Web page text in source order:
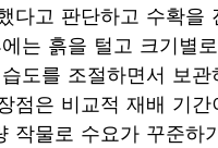
다고 판단하고 수확
는 흙을 털고 크기별
도를 조절하면서 보
점은 비교적 재배 기
작물로 수요가 꾸준하